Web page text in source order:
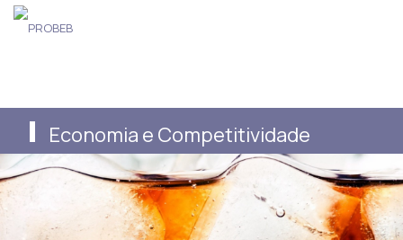
Economia e Competitividade